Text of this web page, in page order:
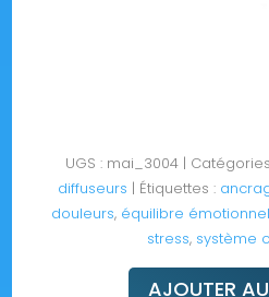
UGS : mai_3004
diffuseurs
Étiquettes :
douleurs, équilibre émotionnel
stress, système
AJOUTER